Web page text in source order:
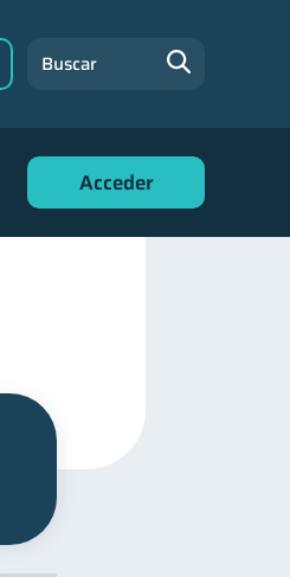
Acceder
Buscar